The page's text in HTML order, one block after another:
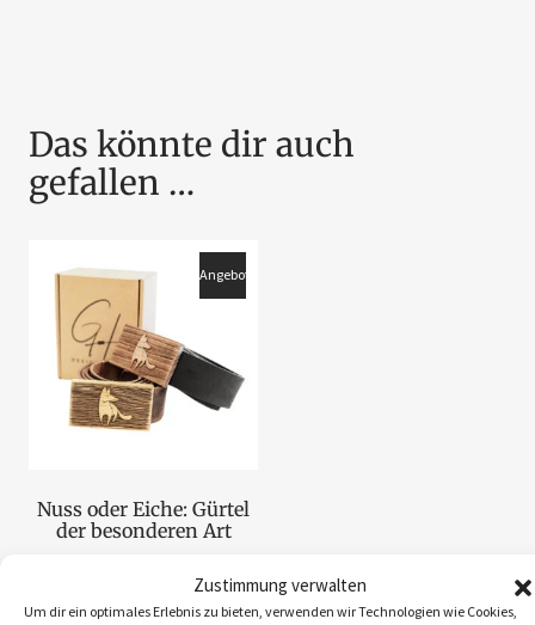
Zustimmung verwalten
Um dir ein optimales Erlebnis zu bieten, verwenden wir Technologien wie Cookies,
Das könnte dir auch
gefallen …
Angebot!
Nuss oder Eiche: Gürtel
der besonderen Art